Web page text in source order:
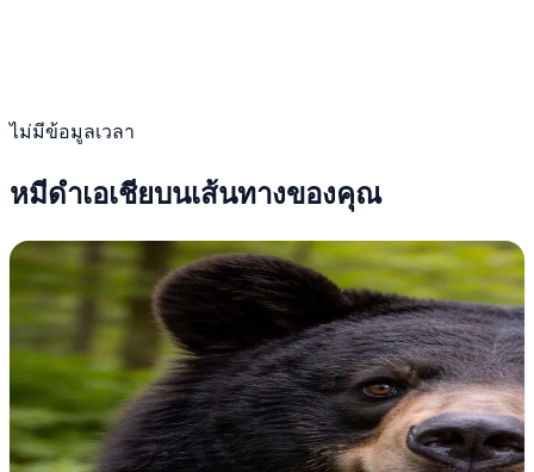
ไม่มีข้อมูลเวลา
หมีดำเอเชียบนเส้นทางของคุณ